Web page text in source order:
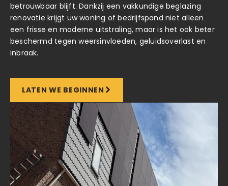
betrouwbaar blijft. Dankzij een vakkundige beglazing
renovatie krijgt uw woning of bedrijfspand niet alleen
een frisse en moderne uitstraling, maar is het ook beter
beschermd tegen weersinvloeden, geluidsoverlast en
inbraak.
LATEN WE BEGINNEN